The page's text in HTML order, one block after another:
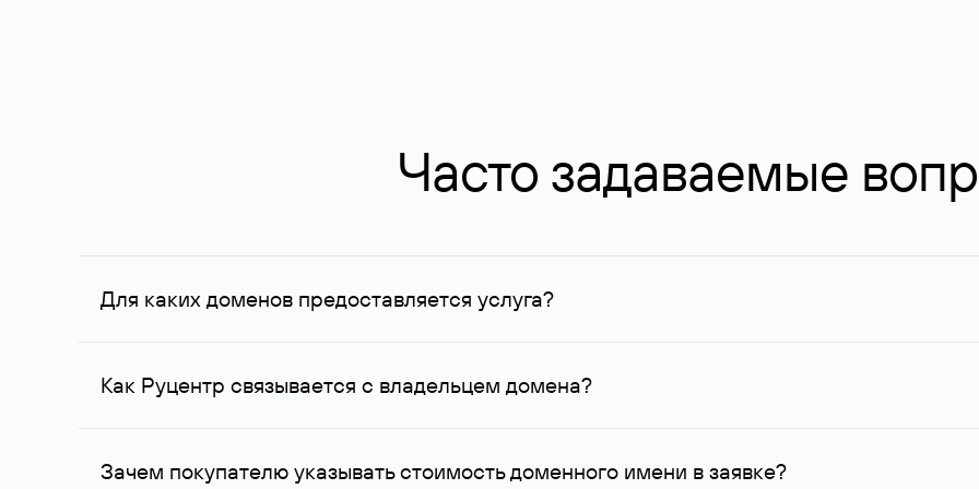
Часто задаваемые
Для каких доменов предоставляется услуга?
Услуга доступна для доменов, зарегистрированных в Руцентре и у других регистраторов. Для доменов,
Как Руцентр связывается с владельцем домена?
Для связи с владельцем домена используются его контактные данные, доступные Руцентру.
Зачем покупателю указывать стоимость доменного имени в заявке?